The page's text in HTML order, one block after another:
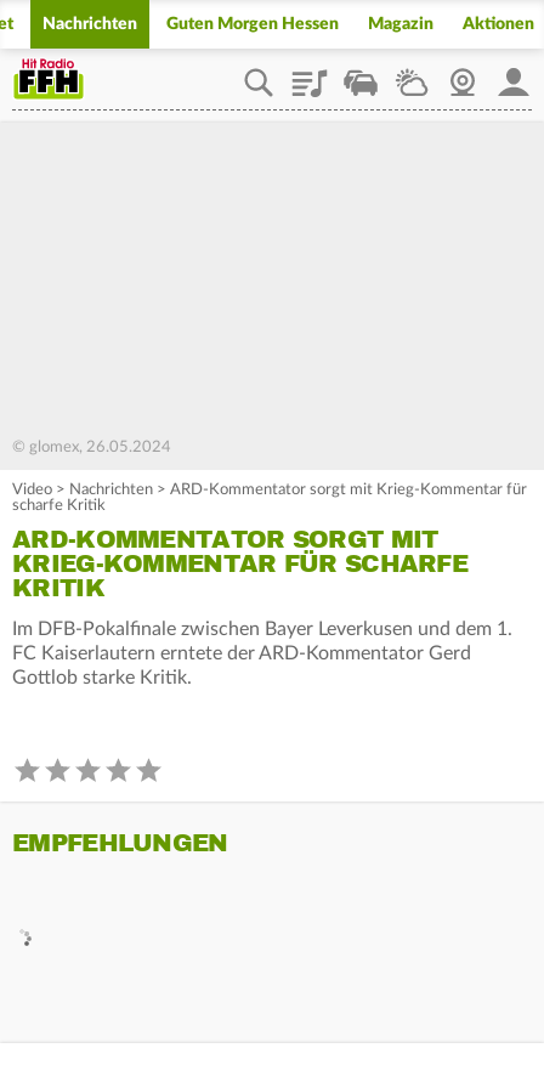
Nachrichten Guten Morgen Hessen Magazin Aktionen
PlaylistStaupilotWetterWebcam
© glomex, 26.05.2024
Video > Nachrichten > ARD-Kommentator sorgt mit Krieg-Kommentar für
scharfe Kritik
ARD-KOMMENTATOR SORGT MIT
KRIEG-KOMMENTAR FÜR SCHARFE
KRITIK
Im DFB-Pokalfinale zwischen Bayer Leverkusen und dem 1.
FC Kaiserlautern erntete der ARD-Kommentator Gerd
Gottlob starke Kritik.
EMPFEHLUNGEN